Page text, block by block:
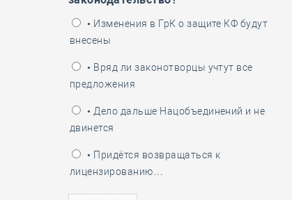
• Изменения в ГрК о защите КФ будут
внесены
• Вряд ли законотворцы учтут все
предложения
• Дело дальше Нацобъединений и не
двинется
• Придётся возвращаться к
лицензированию…